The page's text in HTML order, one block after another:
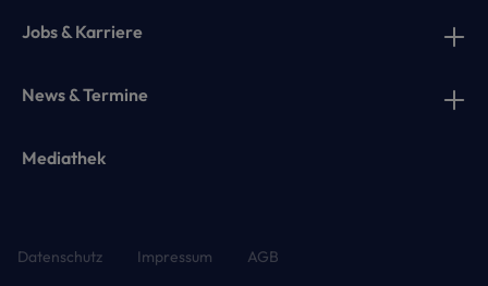
Jobs & Karriere
News & Termine
Mediathek
Datenschutz Impressum AGB